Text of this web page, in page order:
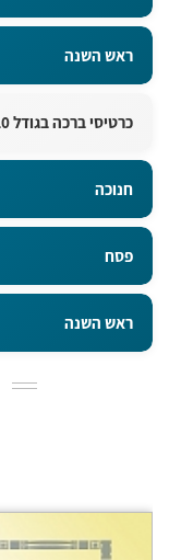
ראש השנה
כרטיסי ברכה בגודל 20X10
חנוכה
פסח
ראש השנה